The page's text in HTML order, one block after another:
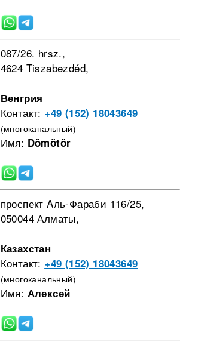
087/26. hrsz.,
4624 Tiszabezdéd,
Венгрия
Контакт: +49 (152) 18043649
(многоканальный)
Имя: Dömötör
проспект Aль-Фараби 116/25,
050044 Алматы,
Казахстан
Контакт: +49 (152) 18043649
(многоканальный)
Имя: Алексей